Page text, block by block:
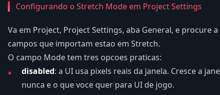
Configurando o Stretch Mode em Project Settings
Va em Project, Project Settings, aba General, e procure
campos que importam estao em Stretch.
O campo Mode tem tres opcoes praticas:
disabled: a UI usa pixels reais da janela. Cresce a
nunca e o que voce quer para UI de jogo.